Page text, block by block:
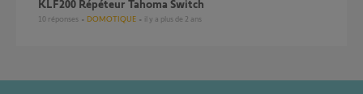
KLF200 Répéteur Tahoma Switch
10 réponses DOMOTIQUE il y a plus de 2 ans